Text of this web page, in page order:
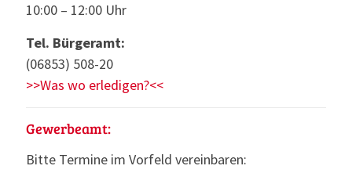
10:00 – 12:00 Uhr
Tel. Bürgeramt:
(06853) 508-20
>>Was wo erledigen?<<
Gewerbeamt:
Bitte Termine im Vorfeld vereinbaren: